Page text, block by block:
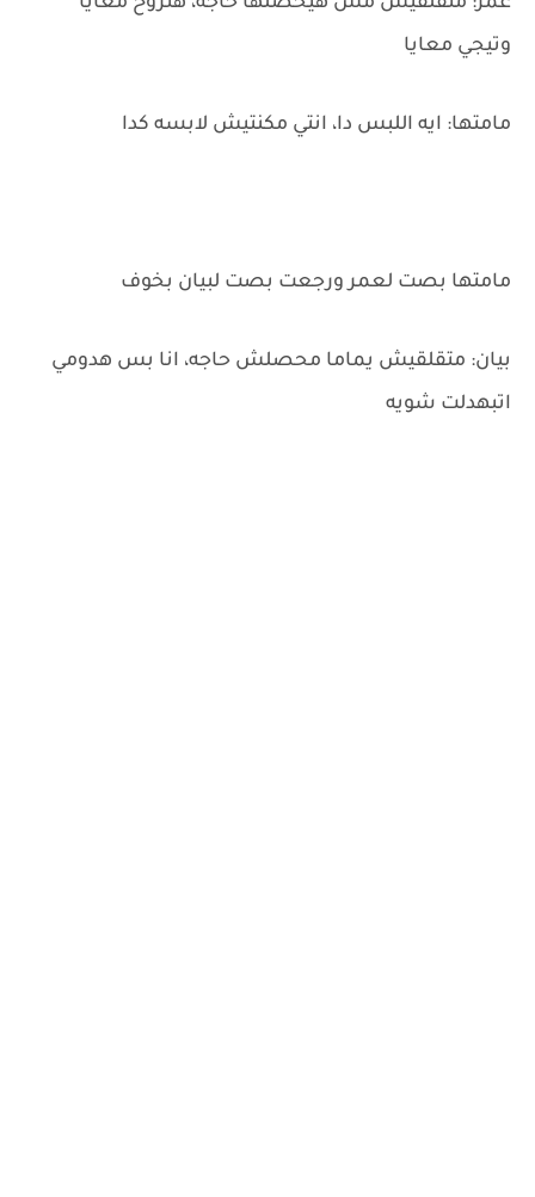
وتيجي معايا
مامتها: ايه اللبس دا، انتي مكنتيش لابسه كدا
مامتها بصت لعمر ورجعت بصت لبيان بخوف
بيان: متقلقيش يماما محصلش حاجه، انا بس هدومي
اتبهدلت شويه